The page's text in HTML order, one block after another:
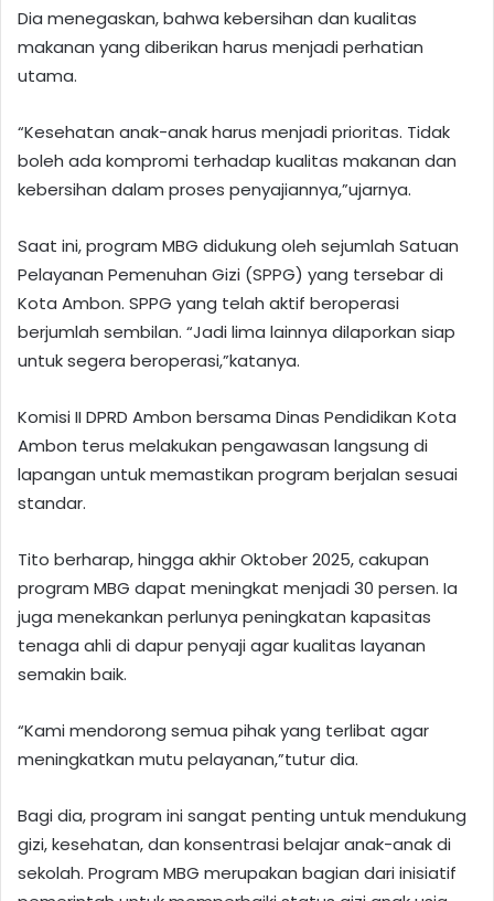
Dia menegaskan, bahwa kebersihan dan kualitas
makanan yang diberikan harus menjadi perhatian
utama.
“Kesehatan anak-anak harus menjadi prioritas. Tidak
boleh ada kompromi terhadap kualitas makanan dan
kebersihan dalam proses penyajiannya,”ujarnya.
Saat ini, program MBG didukung oleh sejumlah Satuan
Pelayanan Pemenuhan Gizi (SPPG) yang tersebar di
Kota Ambon. SPPG yang telah aktif beroperasi
berjumlah sembilan. “Jadi lima lainnya dilaporkan siap
untuk segera beroperasi,”katanya.
Komisi II DPRD Ambon bersama Dinas Pendidikan Kota
Ambon terus melakukan pengawasan langsung di
lapangan untuk memastikan program berjalan sesuai
standar.
Tito berharap, hingga akhir Oktober 2025, cakupan
program MBG dapat meningkat menjadi 30 persen. Ia
juga menekankan perlunya peningkatan kapasitas
tenaga ahli di dapur penyaji agar kualitas layanan
semakin baik.
“Kami mendorong semua pihak yang terlibat agar
meningkatkan mutu pelayanan,”tutur dia.
Bagi dia, program ini sangat penting untuk mendukung
gizi, kesehatan, dan konsentrasi belajar anak-anak di
sekolah. Program MBG merupakan bagian dari inisiatif